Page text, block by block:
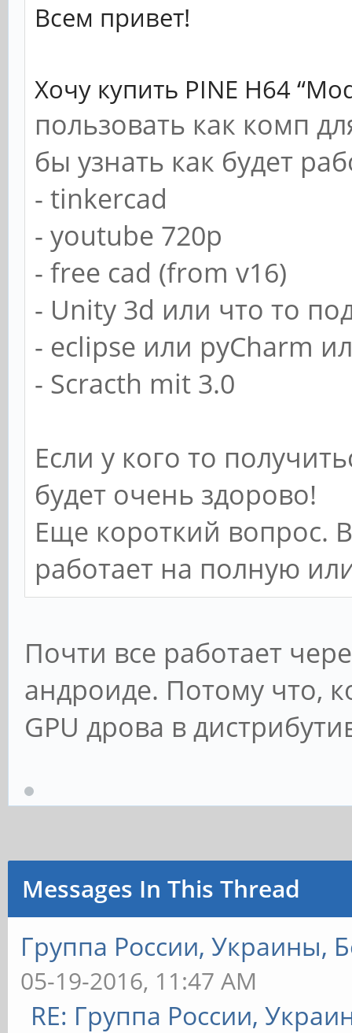
Всем привет!
Хочу купить PINE H64
пользовать как комп
бы узнать как будет
- tinkercad
- youtube 720p
- free cad (from v16)
- Unity 3d или что то
- eclipse или pyCharm
- Scracth mit 3.0
Если у кого то
будет очень здорово!
Еще короткий вопрос.
работает на полную
Почти все работает
андроиде. Потому что,
GPU дрова в
Messages In This Thread
Группа России, Украины,
05-19-2016, 11:47 AM
RE: Группа России,